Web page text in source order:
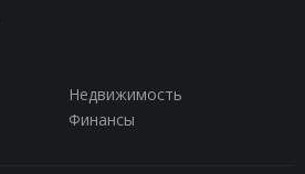
Недвижимость
Финансы